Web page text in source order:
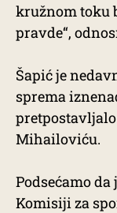
kružnom toku
pravde“,
Šapić je
sprema
Mihailoviću.
Podsećamo
Komisiji za